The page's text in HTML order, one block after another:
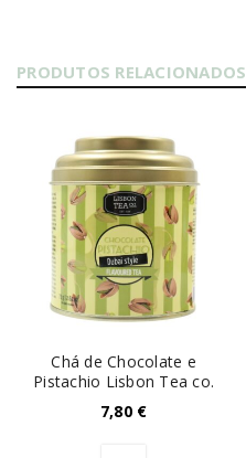
PRODUTOS RELACIONADOS
Chá de Chocolate e
Pistachio Lisbon Tea co.
7,80 €